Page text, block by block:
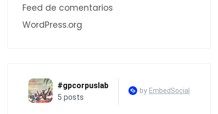
Feed de comentarios
WordPress.org